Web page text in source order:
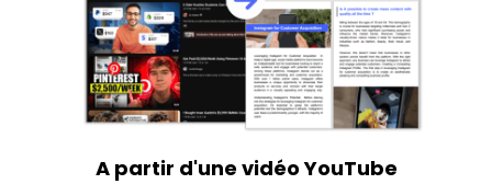
A partir d'une vidéo YouTube